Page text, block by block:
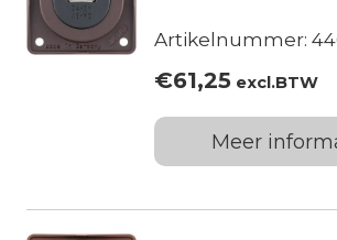
Artikelnummer:
€61,25excl.BTW
Meer